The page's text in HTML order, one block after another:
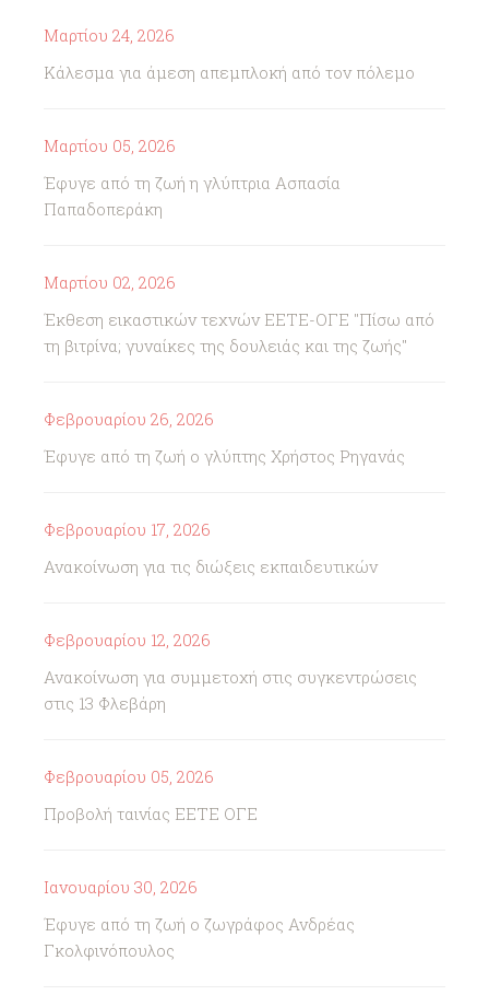
Μαρτίου 24, 2026
Κάλεσμα για άμεση απεμπλοκή από τον πόλεμο
Μαρτίου 05, 2026
Έφυγε από τη ζωή η γλύπτρια Ασπασία
Παπαδοπεράκη
Μαρτίου 02, 2026
Έκθεση εικαστικών τεχνών ΕΕΤΕ-ΟΓΕ "Πίσω από
τη βιτρίνα; γυναίκες της δουλειάς και της ζωής"
Φεβρουαρίου 26, 2026
Έφυγε από τη ζωή ο γλύπτης Χρήστος Ρηγανάς
Φεβρουαρίου 17, 2026
Ανακοίνωση για τις διώξεις εκπαιδευτικών
Φεβρουαρίου 12, 2026
Ανακοίνωση για συμμετοχή στις συγκεντρώσεις
στις 13 Φλεβάρη
Φεβρουαρίου 05, 2026
Προβολή ταινίας ΕΕΤΕ ΟΓΕ
Ιανουαρίου 30, 2026
Έφυγε από τη ζωή ο ζωγράφος Ανδρέας
Γκολφινόπουλος